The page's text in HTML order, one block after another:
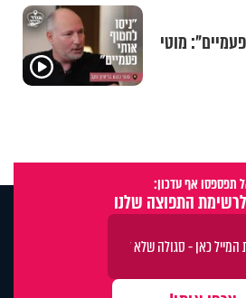
מוטי
תפספסו אף עדכון:
התפוצה שלנו